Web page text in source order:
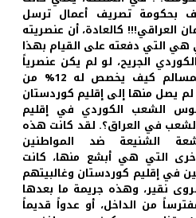
بحكومة تصريف أعمال ترسل
العراقي!!! كالعادة، أن عنصريته
التي دفعته على القيام بهذا
الجريح، لو لم يكن عنصرياً
حاقداً على هذا الشعب المسالم كيف يخصص له 12% من
لم يصل منها إلى إقليم كوردستان
نفوس الشعب الكوردي في إقليم
نفوس الشعب في العراق؟. لقد كانت هذه
الشنيعة ضد المواطنين
التي هي أبشع منها، كانت
في إقليم كوردستان وغالبيتهم
نقير، وهذه جريمة ما بعدها
من الداخل، أو عدواً قديماً